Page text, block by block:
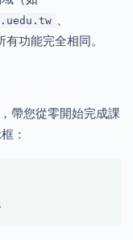
有功能完全相同。
帶您從零開始完成課
：